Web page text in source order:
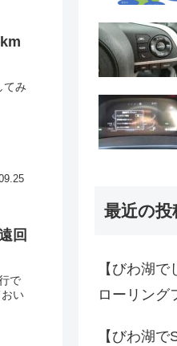
てみ
回
で
い
最近の投
【びわ湖
ローリング
【びわ湖